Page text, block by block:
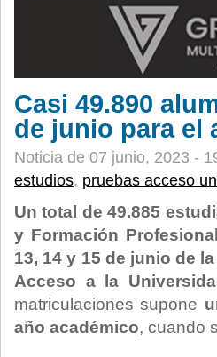
Casi 49.890
de junio para el
Noticia de 07 junio, 2023 -
estudios, pruebas acceso
Un total de 49.885
y Formación
13, 14 y 15 de junio de
Acceso a la
matriculaciones supone
año académico, cuando